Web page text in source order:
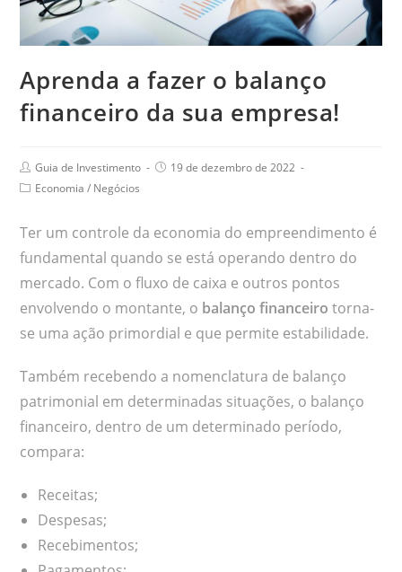
Aprenda a fazer o balanço
financeiro da sua empresa!
Guia de Investimento
19 de dezembro de 2022
Economia / Negócios
Ter um controle da economia do empreendimento é
fundamental quando se está operando dentro do
mercado. Com o fluxo de caixa e outros pontos
envolvendo o montante, o balanço financeiro torna-
se uma ação primordial e que permite estabilidade.
Também recebendo a nomenclatura de balanço
patrimonial em determinadas situações, o balanço
financeiro, dentro de um determinado período,
compara:
Receitas;
Despesas;
Recebimentos;